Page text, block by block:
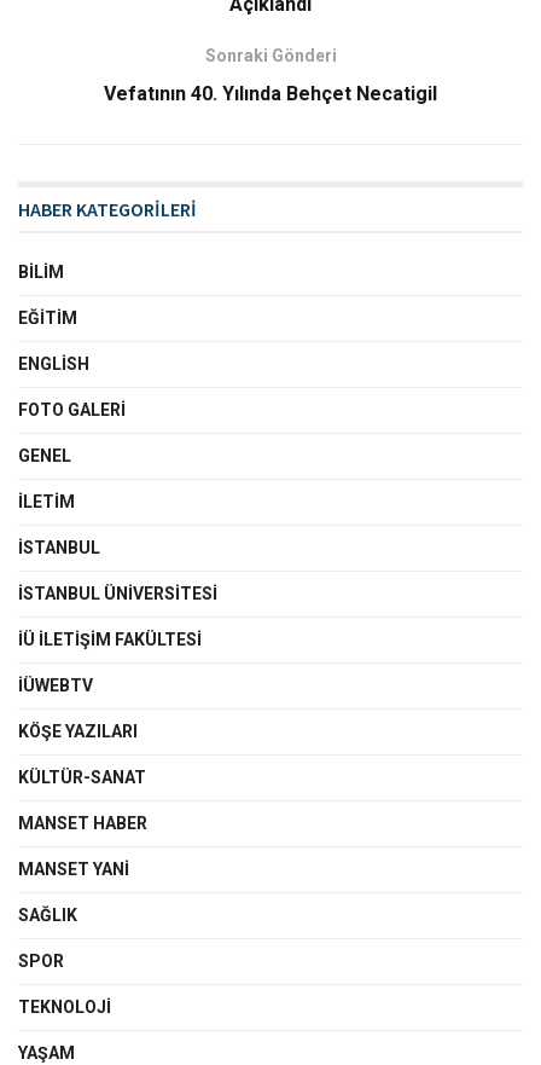
Açıklandı
Sonraki Gönderi
Vefatının 40. Yılında Behçet Necatigil
HABER KATEGORİLERİ
BILIM
EĞITIM
ENGLISH
FOTO GALERI
GENEL
İLETIM
İSTANBUL
İSTANBUL ÜNIVERSITESI
İÜ İLETIŞIM FAKÜLTESI
İÜWEBTV
KÖŞE YAZILARI
KÜLTÜR-SANAT
MANSET HABER
MANSET YANI
SAĞLIK
SPOR
TEKNOLOJI
YAŞAM